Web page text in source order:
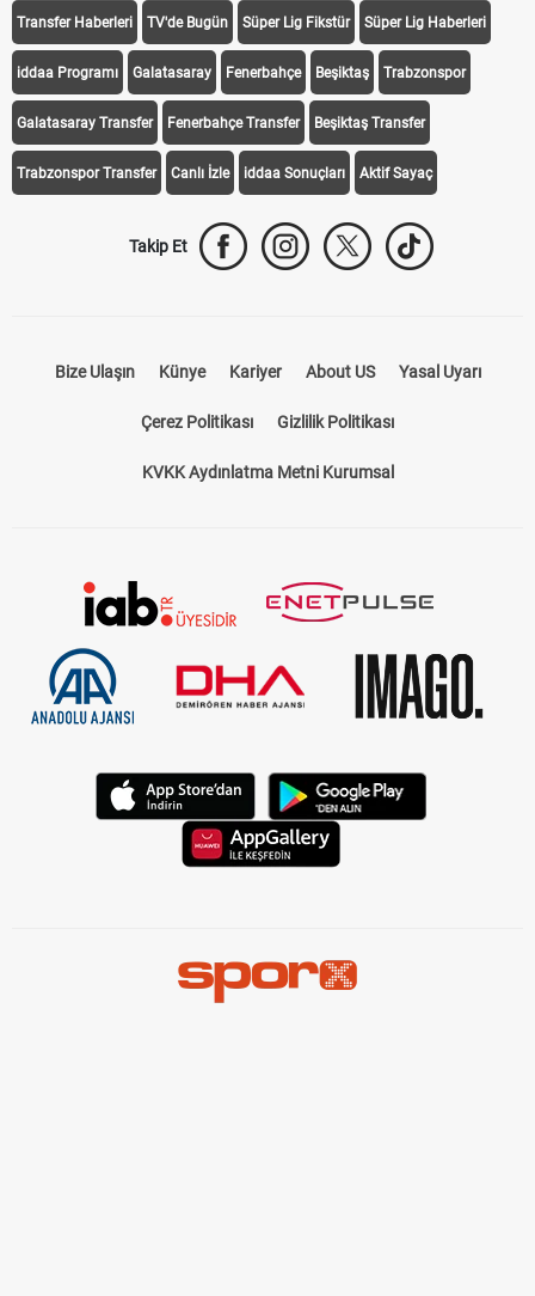
Transfer Haberleri TV'de Bugün Süper Lig Fikstür Süper Lig Haberleri
iddaa Programı Galatasaray Fenerbahçe Beşiktaş Trabzonspor
Galatasaray Transfer Fenerbahçe Transfer Beşiktaş Transfer
Trabzonspor Transfer Canlı İzle iddaa Sonuçları Aktif Sayaç
Takip Et
Bize Ulaşın Künye Kariyer About US Yasal Uyarı
Çerez Politikası Gizlilik Politikası
KVKK Aydınlatma Metni Kurumsal